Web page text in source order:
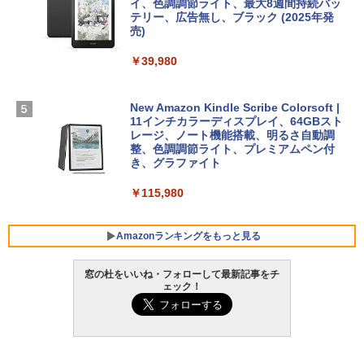
【Amazon.co.jp限定】 HP ノートパソコ
SSD インテル Core 5
FMV ノートパソコン WE1-K3 (MS 365 P
ersonal/Copilotキー搭載/Win 11/15.6型/
Core i5/16GB/SSD 512GB/ホワイト) FM
￥1,600
版)|オンラインコード版|Windows11、1
￥37,224
1冊ですべて身につくHTML & CSSとWe
イ、色調調節ライト、最大8週間持続バッ
テリー、広告無し、ブラック (2025年発
売)
￥39,980
New Amazon Kindle Scribe Colorsoft |
11インチカラーディスプレイ、64GBスト
レージ、ノート機能搭載、明るさ自動調
整、色調調節ライト、プレミアムペン付
き、グラファイト
￥115,980
Amazonランキングをもっと見る
窓の杜をいいね・フォローして最新記事をチ
ェック！